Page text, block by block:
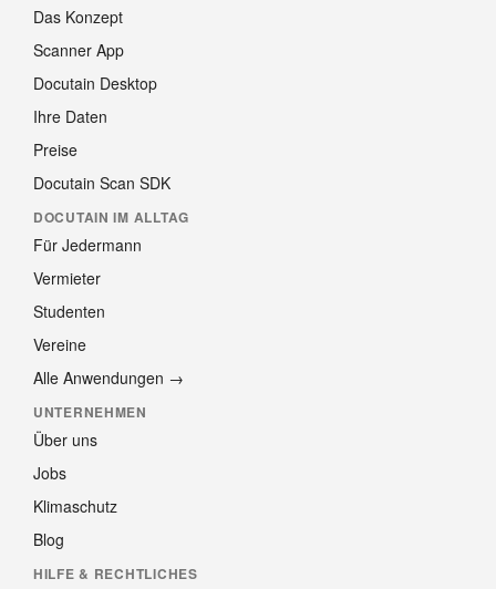
Das Konzept
Scanner App
Docutain Desktop
Ihre Daten
Preise
Docutain Scan SDK
DOCUTAIN IM ALLTAG
Für Jedermann
Vermieter
Studenten
Vereine
Alle Anwendungen →
UNTERNEHMEN
Über uns
Jobs
Klimaschutz
Blog
HILFE & RECHTLICHES